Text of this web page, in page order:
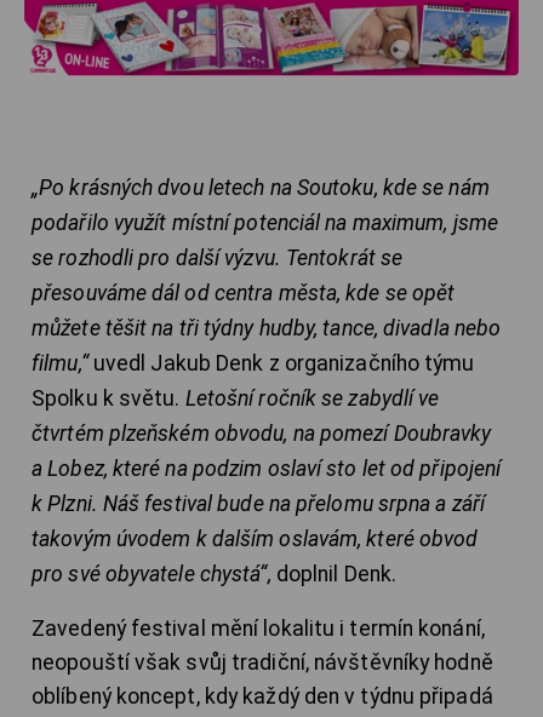
„Po krásných dvou letech na Soutoku, kde se nám
podařilo využít místní potenciál na maximum, jsme
se rozhodli pro další výzvu. Tentokrát se
přesouváme dál od centra města, kde se opět
můžete těšit na tři týdny hudby, tance, divadla nebo
filmu,“uvedl Jakub Denk z organizačního týmu
Spolku k světu. Letošní ročník se zabydlí ve
čtvrtém plzeňském obvodu, na pomezí Doubravky
a Lobez, které na podzim oslaví sto let od připojení
k Plzni. Náš festival bude na přelomu srpna a září
takovým úvodem k dalším oslavám, které obvod
pro své obyvatele chystá“, doplnil Denk.
Zavedený festival mění lokalitu i termín konání,
neopouští však svůj tradiční, návštěvníky hodně
oblíbený koncept, kdy každý den v týdnu připadá